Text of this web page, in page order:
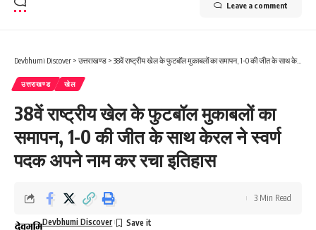
Leave a comment
Devbhumi Discover > उत्तराखण्ड > 38वें राष्ट्रीय खेल के फुटबॉल मुकाबलों का समापन, 1-0 की जीत के साथ केरल ने स्वर्ण पदक अपने नाम कर रचा इतिहास
उत्तराखण्ड खेल
38वें राष्ट्रीय खेल के फुटबॉल मुकाबलों का
समापन, 1-0 की जीत के साथ केरल ने स्वर्ण
पदक अपने नाम कर रचा इतिहास
Devbhumi Discover
3 Min Read